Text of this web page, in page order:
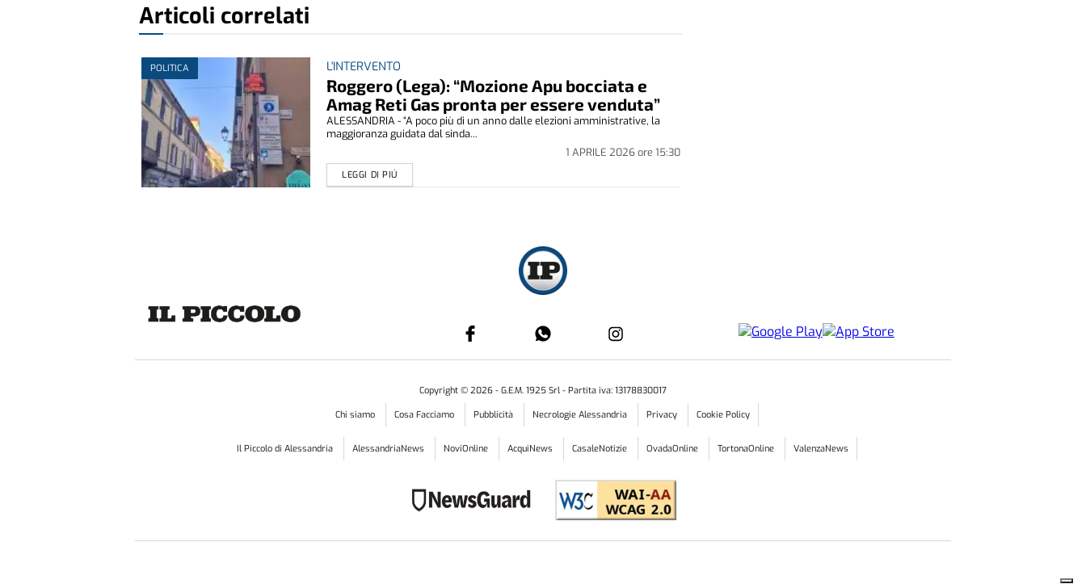
Articoli correlati
POLITICA L'INTERVENTO
Roggero (Lega): “Mozione Apu bocciata e
Amag Reti Gas pronta per essere venduta”
1 APRILE 2026ore 15:30
ALESSANDRIA - “A poco più di un anno dalle elezioni amministrative, la
maggioranza guidata dal sinda...
LEGGI DI PIÚ
Copyright © 2026 - G.E.M. 1925 Srl - Partita iva: 13178830017
Chi siamo
Cosa Facciamo Pubblicità Necrologie Alessandria Privacy Cookie Policy
Il Piccolo di Alessandria AlessandriaNews NoviOnline AcquiNews CasaleNotizie OvadaOnline TortonaOnline ValenzaNews